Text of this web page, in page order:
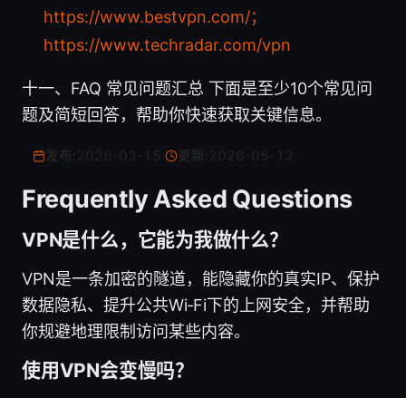
https://www.bestvpn.com/；
https://www.techradar.com/vpn
十一、FAQ 常见问题汇总 下面是至少10个常见问
题及简短回答，帮助你快速获取关键信息。
更新:
Frequently Asked Questions
VPN是什么，它能为我做什么？
VPN是一条加密的隧道，能隐藏你的真实IP、保护
数据隐私、提升公共Wi‑Fi下的上网安全，并帮助
你规避地理限制访问某些内容。
使用VPN会变慢吗？